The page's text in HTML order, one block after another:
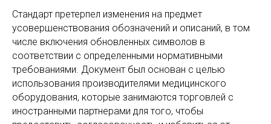
Стандарт претерпел изменения на предмет
усовершенствования обозначений и описаний, в том
числе включения обновленных символов в
соответствии с определенными нормативными
требованиями. Документ был основан с целью
использования производителями медицинского
оборудования, которые занимаются торговлей с
иностранными партнерами для того, чтобы